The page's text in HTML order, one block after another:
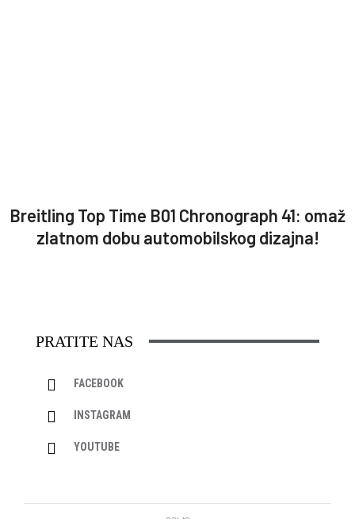
Breitling Top Time B01 Chronograph 41: omaž
zlatnom dobu automobilskog dizajna!
PRATITE NAS
FACEBOOK
INSTAGRAM
YOUTUBE